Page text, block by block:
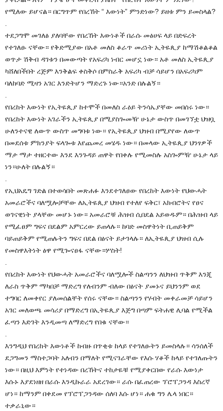
የሚለው ይሆናል። በርግጥም የበረኸት “ እውነት” ምንድነው? ይዘቱ ምን ይመስላል?
ተደጋግሞ መገለፅ ያለባቸው የበረኸት እውነቶች በራሱ መፅሀፍ ላይ በድፍረት
የተገለፁ ናቸው። የቅድሚያው በአቶ መለስ ቆራጥ መሪነት ኢትዬጲያ ከማሽቆልቆል
ወጥታ ሽቅብ ዳገቱን በመውጣት የአፍሪካ ነብር መሆኗ ነው። አቶ መለስ ኢትዬጲያ
ካሸለበችበት ረጅም እንቅልፍ ቀስቅሶ በምስራቅ አፍሪካ ብቻ ሳይሆን በአፍሪካም
ባለከባድ ሚዛን አገር እንድትሆን ማድረጉ ነው።አንድ በሉልኝ።
የበረከት እውነት የኢትዬጲያ ከተሞች በመለስ ራዕይ ትንሳኤያቸው መበሰሩ ነው።
የበረከት እውነት አገራችን ኢትዬጲያ በሚያስጐመዥ ሁኔታ ውስጥ በመገኘቷ ህዝቧ
ሁለንተናዊ ለውጥ ውስጥ መግባቱ ነው። የኢትዬጲያ ህዝብ በሚያየው ለውጥ
በመደሰቱ ምክንያት ፍላጐቱ እየጨመረ መሄዱ ነው። በመላው ኢትዬጲያ ህንፃዎች
ማታ ማታ ተዘርተው እንደ እንጉዳይ ጠዋት የበቀሉ የሚመስሉ አስጐምዥ ሁኔታ ላይ
ነን።ሁለት በሉልኝ።
የኢህአዴግ ገድል በተወሳበት መጽሐፉ እንደተገለፀው የበረከት እውነት የህውሓት
አመራሮችና ባለሟሎቻቸው ለኢትዬጲያ ህዝብ የተለየ ፍቅር፣ አክብሮትና የፀና
ወገናዊነት ያላቸው መሆኑ ነው። አመራሮቹ ሕዝብ ሲበደል አይወዱም። በሕዝብ ላይ
የሚፈፀም ግፍና በደልም አምርረው ይጠላሉ። ከባድ መስዋትነት ቢጠይቅም
ባይጠይቅም የሚጠሉትን ግፍና በደል በፅናት ይታገላሉ። ለኢትዬጲያ ህዝብ ሲሉ
የመስዋእትነት ፅዋ የሚጐናፀፋ ናቸው።ሦስት!
የበረከት እውነት የህውሓት አመራሮችና ባለሟሎች ስልጣንን ለህዝብ ጥቅም እንጂ
ለራስ ጥቅም ማካበቻ ማድረግ የለብንም ብለው በፅናት ያመኑና ይህንንም ወደ
ተግባር ለመቀየር ያለመሰልቸት የሰሩ ናቸው። ስልጣንን የሃብት መቀራመቻ ሳይሆን
አገር መለወጫ መሳሪያ በማድረግ በኢትዬጲያ እጅግ በጣም ፍትሐዊ ሊባል የሚችል
ፈጣን እድገት እንዲመጣ ለማድረግ የበቁ ናቸው።
እንግዲህ የበረከት እውነቶች ከብዙ በጥቂቱ ከላይ የተገለፁትን ይመስላሉ። ሳንሰለች
ደጋግመን ማስተጋባት አለብን በማለት የሚናገራቸው የእሱ ሃቆች ከላይ የተገለጡትን
ነው። በዚህ እምነት የተነዳው በረኸትና ተከታዬቹ የሚያቀርበው የራሱ እውነታ
እሱኑ እያደነዘዘ በራሱ እንዲኩራራ አደረገው። ራሱ በፈጠረው ፕሮፐጋንዳ እስረኛ
ሆነ። ከማንም በቀደመ የፕሮፐጋንዳው ሰለባ እሱ ሆነ። ሐቁ ግን ሌላ ነበር።
ተቃራኒው።